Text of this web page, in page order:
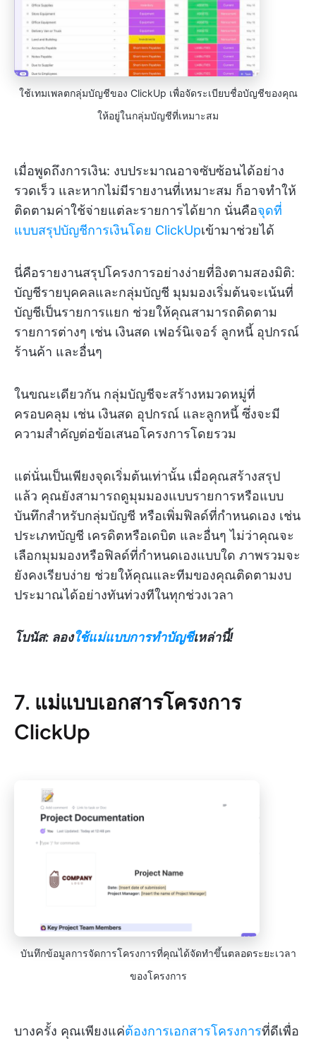
ใช้เทมเพลตกลุ่มบัญชีของ ClickUp เพื่อจัดระเบียบชื่อบัญชีของคุณ
ให้อยู่ในกลุ่มบัญชีที่เหมาะสม
เมื่อพูดถึงการเงิน: งบประมาณอาจซับซ้อนได้อย่าง
รวดเร็ว และหากไม่มีรายงานที่เหมาะสม ก็อาจทำให้
ติดตามค่าใช้จ่ายแต่ละรายการได้ยาก นั่นคือจุดที่
แบบสรุปบัญชีการเงินโดย ClickUpเข้ามาช่วยได้
นี่คือรายงานสรุปโครงการอย่างง่ายที่อิงตามสองมิติ:
บัญชีรายบุคคลและกลุ่มบัญชี มุมมองเริ่มต้นจะเน้นที่
บัญชีเป็นรายการแยก ช่วยให้คุณสามารถติดตาม
รายการต่างๆ เช่น เงินสด เฟอร์นิเจอร์ ลูกหนี้ อุปกรณ์
ร้านค้า และอื่นๆ
ในขณะเดียวกัน กลุ่มบัญชีจะสร้างหมวดหมู่ที่
ครอบคลุม เช่น เงินสด อุปกรณ์ และลูกหนี้ ซึ่งจะมี
ความสำคัญต่อข้อเสนอโครงการโดยรวม
แต่นั่นเป็นเพียงจุดเริ่มต้นเท่านั้น เมื่อคุณสร้างสรุป
แล้ว คุณยังสามารถดูมุมมองแบบรายการหรือแบบ
บันทึกสำหรับกลุ่มบัญชี หรือเพิ่มฟิลด์ที่กำหนดเอง เช่น
ประเภทบัญชี เครดิตหรือเดบิต และอื่นๆ ไม่ว่าคุณจะ
เลือกมุมมองหรือฟิลด์ที่กำหนดเองแบบใด ภาพรวมจะ
ยังคงเรียบง่าย ช่วยให้คุณและทีมของคุณติดตามงบ
ประมาณได้อย่างทันท่วงทีในทุกช่วงเวลา
โบนัส: ลองใช้แม่แบบการทำบัญชีเหล่านี้!
7. แม่แบบเอกสารโครงการ
ClickUp
บันทึกข้อมูลการจัดการโครงการที่คุณได้จัดทำขึ้นตลอดระยะเวลา
ของโครงการ
บางครั้ง คุณเพียงแค่ต้องการเอกสารโครงการที่ดีเพื่อ